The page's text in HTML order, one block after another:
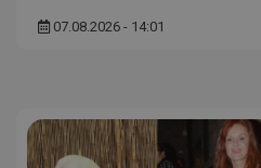
07.08.2026 - 14:01